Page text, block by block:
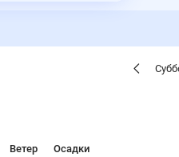
Ветер Осадки